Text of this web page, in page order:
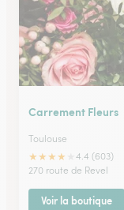
Carrement Fleurs
Toulouse
★★★★
4.4 (603)
270 route de Revel
Voir la boutique